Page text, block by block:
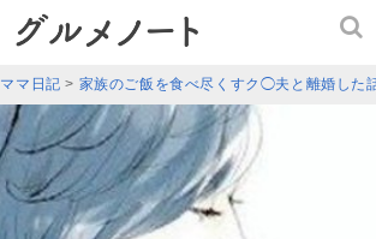
ママ日記 > 家族のご飯を食べ尽くすク◯夫と離婚した